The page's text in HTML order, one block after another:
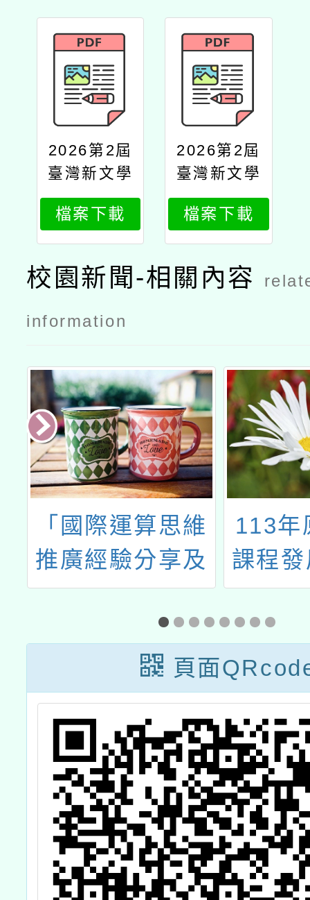
2026第2屆
臺灣新文學
獎全國語文
寫作競賽
檔案下載
2026第2屆
臺灣新文學
獎全國語文
寫作競賽公
文
檔案下載
校園新聞-相關內容
information
「國際運算思維
推廣經驗分享及
教學活動資源介
113年
課程
享工
原教
米！
活趣
頁面